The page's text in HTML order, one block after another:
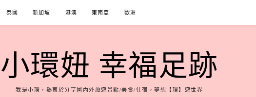
泰國 新加坡 港澳 東南亞 歐洲
小環妞 幸福足跡
我是小環，熱衷於分享國內外旅遊景點/美食/住宿，夢想【環】遊世界